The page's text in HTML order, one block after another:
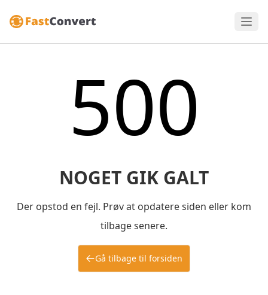
500
NOGET GIK GALT
Der opstod en fejl. Prøv at opdatere siden eller kom
tilbage senere.
Gå tilbage til forsiden